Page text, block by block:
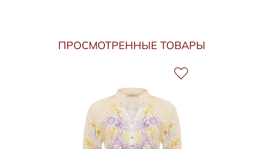
ПРОСМОТРЕННЫЕ ТОВАРЫ